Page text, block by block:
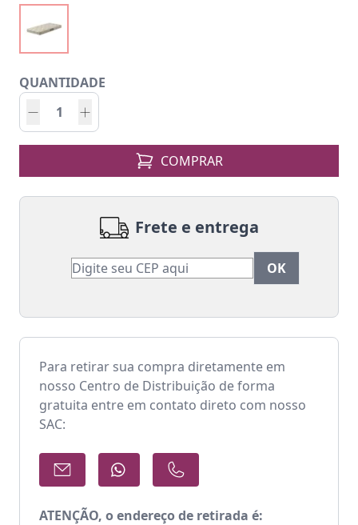
QUANTIDADE
COMPRAR
Frete e entrega
Para retirar sua compra diretamente em
nosso Centro de Distribuição de forma
gratuita entre em contato direto com nosso
SAC:
ATENÇÃO, o endereço de retirada é: